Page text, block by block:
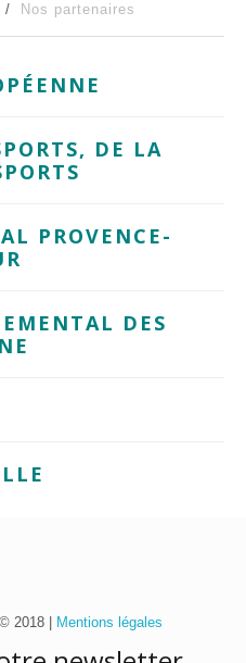
Nos partenaires
DE LA
PROVENCE-
DES
2018 | Mentions légales